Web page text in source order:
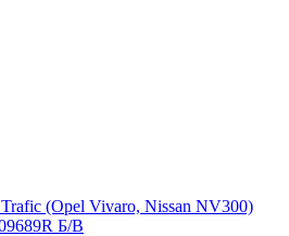
(Opel Vivaro, Nissan NV300)
Б/В